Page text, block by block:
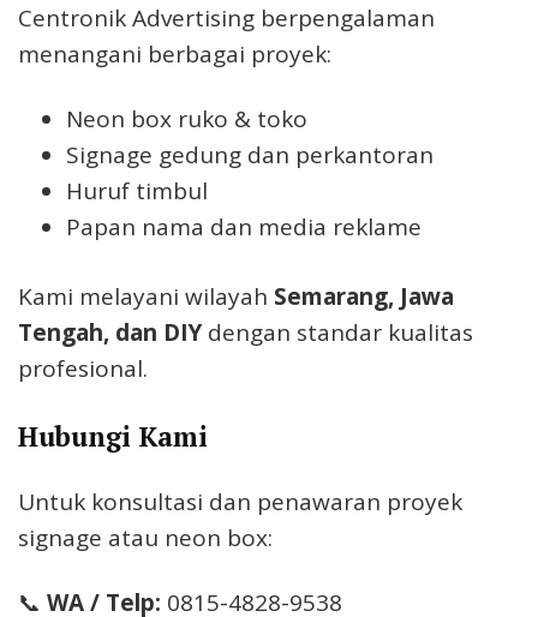
Centronik Advertising berpengalaman
menangani berbagai proyek:
Neon box ruko & toko
Signage gedung dan perkantoran
Huruf timbul
Papan nama dan media reklame
Kami melayani wilayah Semarang, Jawa
Tengah, dan DIYdengan standar kualitas
profesional.
Hubungi Kami
Untuk konsultasi dan penawaran proyek
signage atau neon box:
📞 WA / Telp: 0815-4828-9538